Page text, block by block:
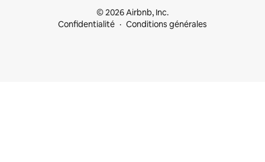
© 2026 Airbnb, Inc.
Confidentialité
Conditions générales